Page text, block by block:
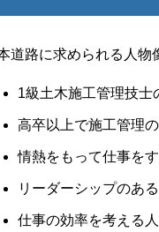
道路に求められる人物
1級土木施工管理技士
高卒以上で施工管理
情熱をもって仕事をす
リーダーシップのある
仕事の効率を考える人